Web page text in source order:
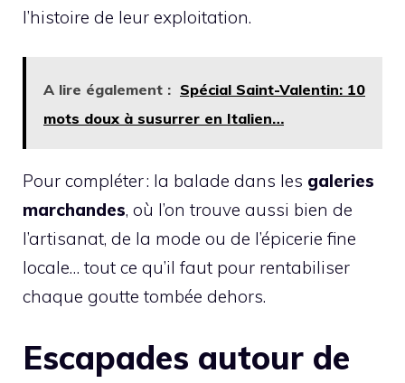
l’histoire de leur exploitation.
A lire également : Spécial Saint-Valentin: 10
mots doux à susurrer en Italien…
Pour compléter : la balade dans les galeries
marchandes, où l’on trouve aussi bien de
l’artisanat, de la mode ou de l’épicerie fine
locale… tout ce qu’il faut pour rentabiliser
chaque goutte tombée dehors.
Escapades autour de